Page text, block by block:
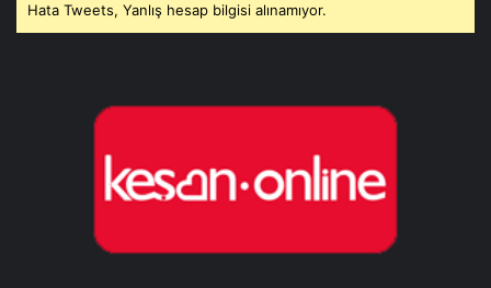
Hata Tweets, Yanlış hesap bilgisi alınamıyor.